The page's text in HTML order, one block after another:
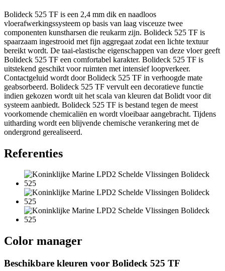
Bolideck 525 TF is een 2,4 mm dik en naadloos
vloerafwerkingssysteem op basis van laag visceuze twee
componenten kunstharsen die reukarm zijn. Bolideck 525 TF is
spaarzaam ingestrooid met fijn aggregaat zodat een lichte textuur
bereikt wordt. De taai-elastische eigenschappen van deze vloer geeft
Bolideck 525 TF een comfortabel karakter. Bolideck 525 TF is
uitstekend geschikt voor ruimten met intensief loopverkeer.
Contactgeluid wordt door Bolideck 525 TF in verhoogde mate
geabsorbeerd. Bolideck 525 TF vervult een decoratieve functie
indien gekozen wordt uit het scala van kleuren dat Bolidt voor dit
systeem aanbiedt. Bolideck 525 TF is bestand tegen de meest
voorkomende chemicaliën en wordt vloeibaar aangebracht. Tijdens
uitharding wordt een blijvende chemische verankering met de
ondergrond gerealiseerd.
Referenties
Color manager
Beschikbare kleuren voor Bolideck 525 TF